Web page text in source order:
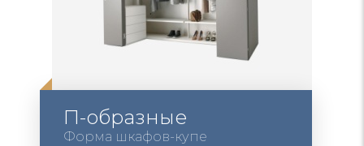
П-образные
Форма шкафов-купе